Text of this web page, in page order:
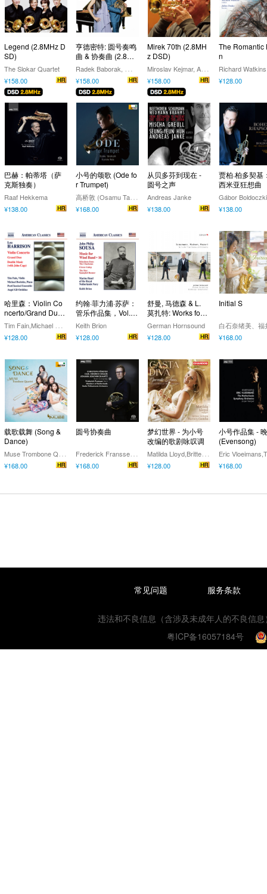
Legend (2.8MHz D
SD)
The Slokar Quartet
¥158.00
亨德密特: 圆号奏鸣
曲 & 协奏曲 (2.8M
Hz DSD)
R
adek Baborak, 菊池洋子
¥158.00
Mirek 70th (2.8MH
z DSD)
M
iroslav Kejmar, Aleš Bárta
¥158.00
The Romantic
n
¥128.00
巴赫：帕蒂塔（萨
克斯独奏）
Raaf Hekkema
¥138.00
小号的颂歌 (Ode fo
r Trumpet)
高
桥敦 (Osamu Takahashi) & 野田清隆 (Kiyotaka Noda)
¥168.00
从贝多芬到现在 -
圆号之声
Andreas Janke
¥138.00
贾柏·柏多契基
西米亚狂想曲
Gábor Boldoczki
¥138.00
哈里森：Violin Co
ncerto/Grand Duo/
Double Music (with
John Cage)
T
im Fain,Michael Boriskin
¥128.00
约翰·菲力浦·苏萨：
管乐作品集，Vol.1
6 （荷兰皇家海军
军乐队）
Keith Brion
¥128.00
舒曼, 马德森 & L.
莫扎特: Works for 4
Horns & Orchestra
German Hornsound
¥128.00
Initial S
¥168.00
载歌载舞 (Song &
Dance)
M
use Trombone Quartet
¥168.00
圆号协奏曲
F
rederick Franssen,Members of Netherlands Radio Philharmonic Orchestra
¥168.00
梦幻世界 - 为小号
改编的歌剧咏叹调
M
atilda Lloyd,Britten Sinfonia,Rumon Gamba
¥128.00
小号作品集 -
(Evensong)
¥168.00
常见问题 服务条款
违法和不良信息（含涉及未成年人的不良信
粤ICP备16057184号